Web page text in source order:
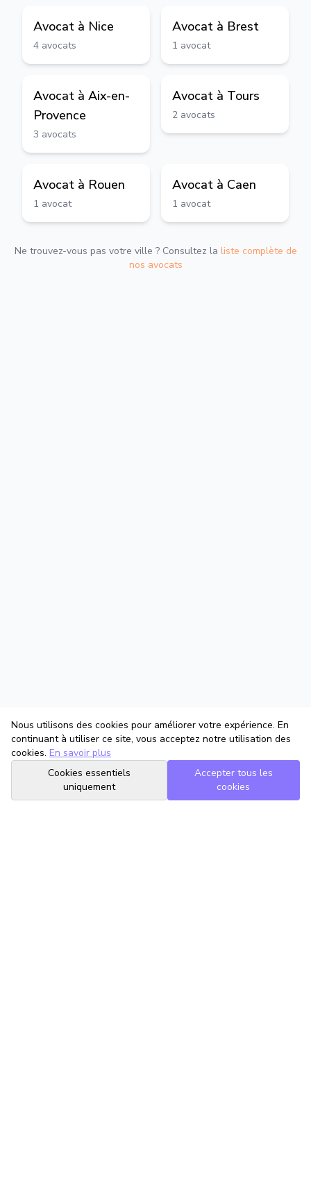
Avocat à Nice
4 avocats
Avocat à Brest
1 avocat
Avocat à Aix-en-
Provence
3 avocats
Avocat à Tours
2 avocats
Avocat à Rouen
1 avocat
Avocat à Caen
1 avocat
Ne trouvez-vous pas votre ville ? Consultez la liste complète de
nos avocats
Nous utilisons des cookies pour améliorer votre expérience. En
continuant à utiliser ce site, vous acceptez notre utilisation des
cookies. En savoir plus
Cookies essentiels
uniquement
Accepter tous les
cookies